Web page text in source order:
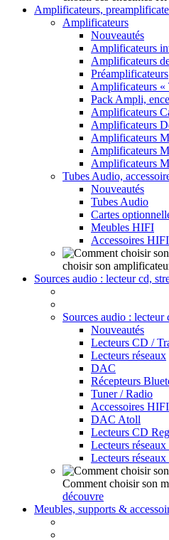
Amplificateurs,
Amplificateurs
Nouveautés
Amplificateurs
Amplificateurs
Préamplificateurs
Amplificateurs «
Pack Ampli,
Amplificateurs
Amplificateurs
Amplificateurs
Amplificateurs
Amplificateurs
Tubes Audio,
Nouveautés
Tubes Audio
Cartes
Meubles HIFI
Accessoires HIFI
choisir son
Sources audio : lecteur cd,
Sources audio : lecteur
Nouveautés
Lecteurs CD /
Lecteurs réseaux
DAC
Récepteurs
Tuner / Radio
Accessoires HIFI
DAC Atoll
Lecteurs CD
Lecteurs
Lecteurs
Comment choisir son
découvre
Meubles, supports &